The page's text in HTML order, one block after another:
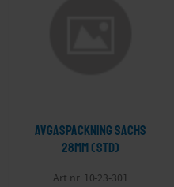
Avgaspackning Sachs
28mm (std)
10-23-301